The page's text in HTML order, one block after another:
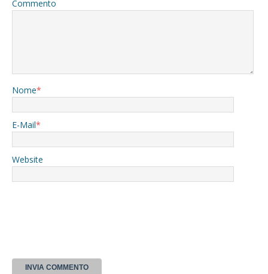
Commento
Nome*
E-Mail*
Website